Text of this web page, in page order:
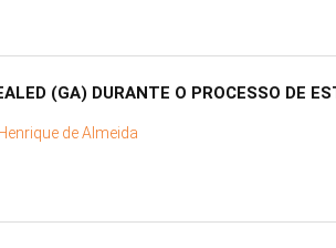
(GA) DURANTE O PROCESSO DE
de Almeida